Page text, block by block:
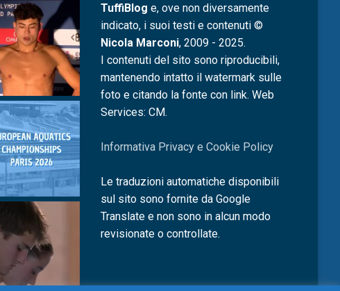
TuffiBlog e, ove non diversamente
indicato, i suoi testi e contenuti ©
Nicola Marconi, 2009 - 2025.
I contenuti del sito sono riproducibili,
mantenendo intatto il watermark sulle
foto e citando la fonte con link. Web
Services: CM.
Informativa Privacy e Cookie Policy
Le traduzioni automatiche disponibili
sul sito sono fornite da Google
Translate e non sono in alcun modo
revisionate o controllate.